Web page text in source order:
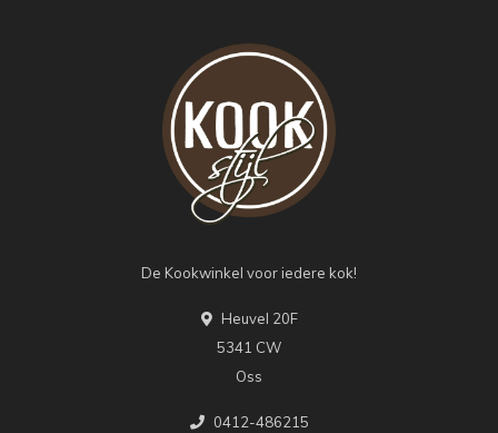
De Kookwinkel voor iedere kok!
Heuvel 20F
5341 CW
Oss
0412-486215